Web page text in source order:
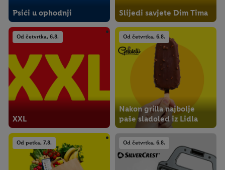
Psići u ophodnji Slijedi savjete Dim Tima
Od četvrtka, 6.8.
XXL
Od četvrtka, 6.8.
Nakon grilla najbolje
paše sladoled iz Lidla
Od petka, 7.8. Od četvrtka, 6.8.